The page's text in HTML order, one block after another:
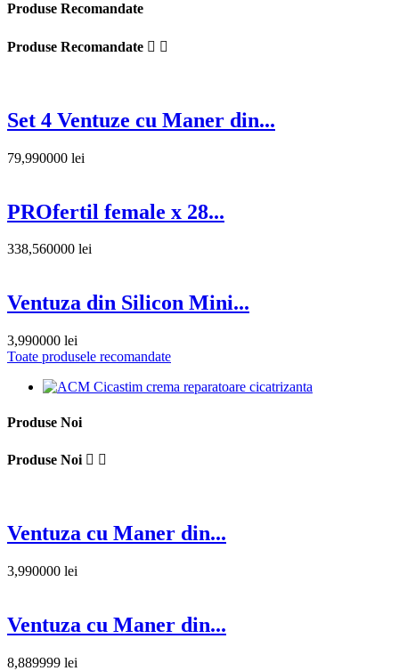
Produse Recomandate
Produse Recomandate  
Set 4 Ventuze cu Maner din...
79,990000 lei
PROfertil female x 28...
338,560000 lei
Ventuza din Silicon Mini...
3,990000 lei
Toate produsele recomandate
Produse Noi
Produse Noi  
Ventuza cu Maner din...
3,990000 lei
Ventuza cu Maner din...
8,889999 lei